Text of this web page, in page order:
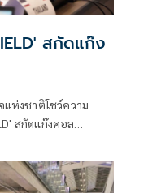
สกัดแก๊ง
แห่งชาติโชว์ความ